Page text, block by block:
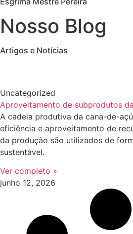
Nosso Blog
Artigos e Notícias
Uncategorized
Aproveitamento de subprodutos
A cadeia produtiva da cana-de-
eficiência e aproveitamento de
da produção são utilizados de
sustentável.
Ver completo »
junho 12, 2026